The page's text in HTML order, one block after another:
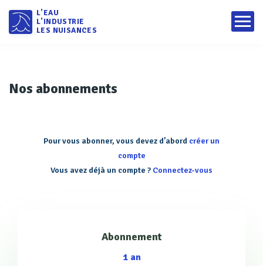
L'EAU
L'INDUSTRIE
LES NUISANCES
Nos abonnements
Pour vous abonner, vous devez d’abord créer un
compte
Vous avez déjà un compte ? Connectez-vous
Abonnement
1 an